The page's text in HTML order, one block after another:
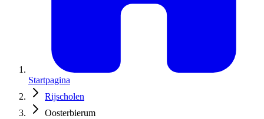
Startpagina
Rijscholen
Oosterbierum